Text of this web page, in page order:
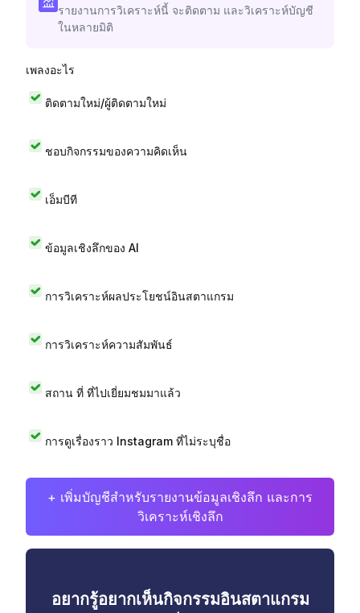
รายงานการวิเคราะห์นี้ จะติดตาม และวิเคราะห์บัญชี
ในหลายมิติ
เพลงอะไร
ติดตามใหม่/ผู้ติดตามใหม่
ชอบกิจกรรมของความคิดเห็น
เอ็มบีที
ข้อมูลเชิงลึกของ AI
การวิเคราะห์ผลประโยชน์อินสตาแกรม
การวิเคราะห์ความสัมพันธ์
สถาน ที่ ที่ไปเยี่ยมชมมาแล้ว
การดูเรื่องราว Instagram ที่ไม่ระบุชื่อ
+ เพิ่มบัญชีสำหรับรายงานข้อมูลเชิงลึก และการ
วิเคราะห์เชิงลึก
อยากรู้อยากเห็นกิจกรรมอินสตาแกรม